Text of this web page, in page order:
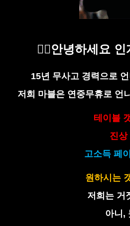
🙇‍♂️안녕하세요 인
15년 무사고 경력으로
저희 마블은 연중무휴로 언
테이블
진상
고소득 페이
원하시는
저희는 거
아니,